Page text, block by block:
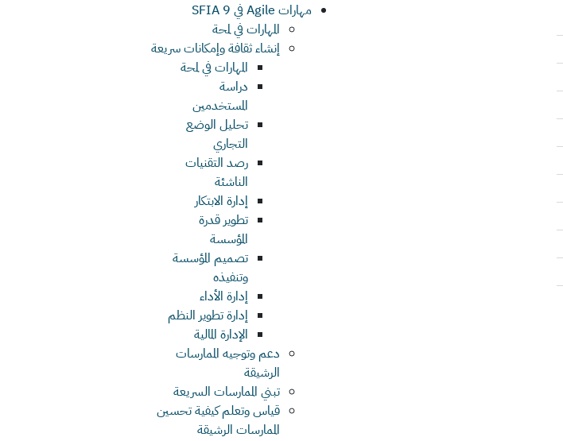
مهارات Agile في SFIA 9
المهارات في لمحة
إنشاء ثقافة وإمكانات سريعة
المهارات في لمحة
دراسة
المستخدمين
تحليل الوضع
التجاري
رصد التقنيات
الناشئة
إدارة الابتكار
تطوير قدرة
المؤسسة
تصميم المؤسسة
وتنفيذه
إدارة الأداء
إدارة تطوير النظم
الإدارة المالية
دعم وتوجيه الممارسات
الرشيقة
تبني الممارسات السريعة
قياس وتعلم كيفية تحسين
الممارسات الرشيقة